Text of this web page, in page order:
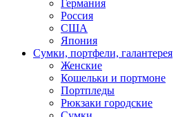
Германия
Россия
США
Япония
Сумки, портфели, галантерея
Женские
Кошельки и портмоне
Портпледы
Рюкзаки городские